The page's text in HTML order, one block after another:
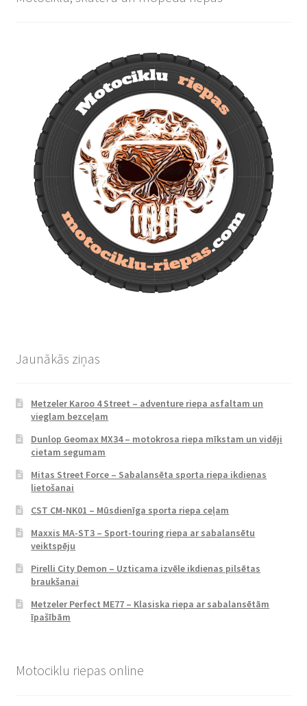
Jaunākās ziņas
Metzeler Karoo 4 Street – adventure riepa asfaltam un
vieglam bezceļam
Dunlop Geomax MX34 – motokrosa riepa mīkstam un vidēji
cietam segumam
Mitas Street Force – Sabalansēta sporta riepa ikdienas
lietošanai
CST CM-NK01 – Mūsdienīga sporta riepa ceļam
Maxxis MA-ST3 – Sport-touring riepa ar sabalansētu
veiktspēju
Pirelli City Demon – Uzticama izvēle ikdienas pilsētas
braukšanai
Metzeler Perfect ME77 – Klasiska riepa ar sabalansētām
īpašībām
Motociklu riepas online